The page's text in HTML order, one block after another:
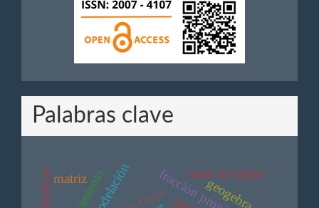
Palabras clave
fracción propia
serie de taylor
modelación
matriz geogebra